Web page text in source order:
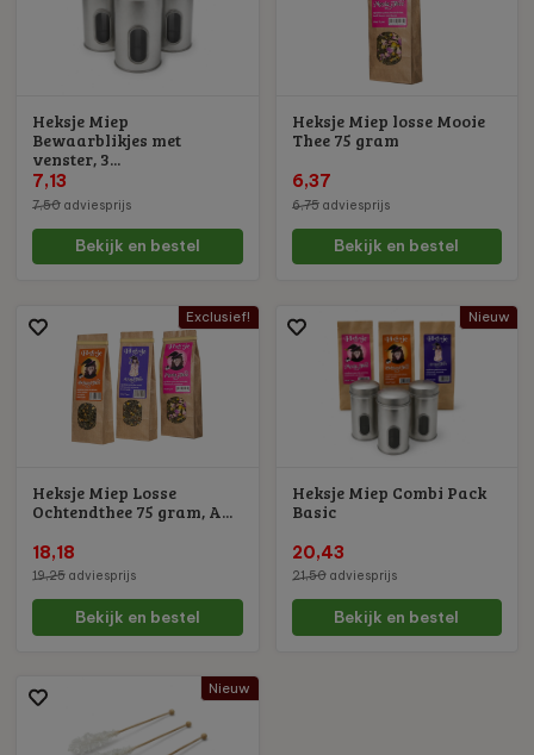
Heksje Miep
Bewaarblikjes met
venster, 3...
7,13
7,50 adviesprijs
Bekijk en bestel
Heksje Miep losse Mooie
Thee 75 gram
6,37
6,75adviesprijs
Bekijk en bestel
Exclusief!
Heksje Miep Losse
Ochtendthee 75 gram, A...
18,18
19,25 adviesprijs
Bekijk en bestel
Nieuw
Heksje Miep Combi Pack
Basic
20,43
21,50adviesprijs
Bekijk en bestel
Nieuw